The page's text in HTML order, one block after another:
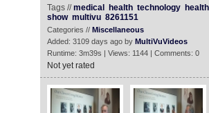
Tags //medical health technology
show multivu 8261151
Categories // Miscellaneous
Added: 3109 days ago by MultiVuVideos
Runtime: 3m39s | Views: 1144 | Comments: 0
Not yet rated